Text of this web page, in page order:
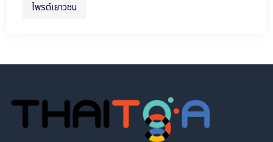
ไพรด์เยาวชน